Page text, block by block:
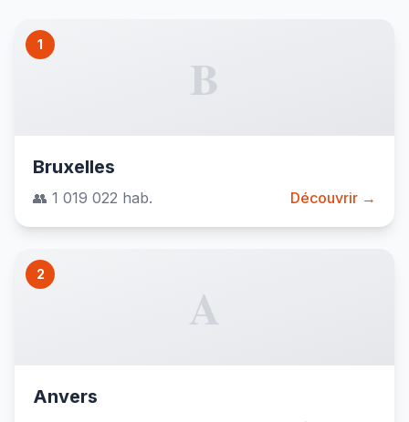
1
B
Bruxelles
👥 1 019 022 hab. Découvrir →
2
A
Anvers